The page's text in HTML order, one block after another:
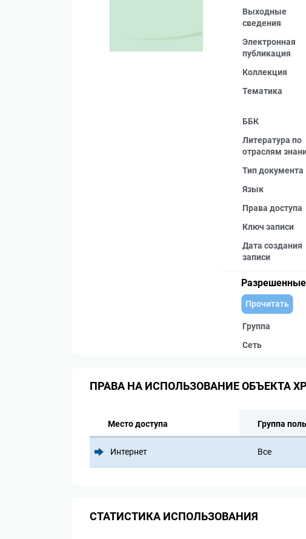
Выходные
сведения
Электронная
публикация
Коллекция
Тематика
ББК
Литература по
отраслям
Тип документа
Язык
Права доступа
Ключ записи
Дата создания
записи
Прочитать
Группа
Сеть
ПРАВА НА ИСПОЛЬЗОВАНИЕ ОБЪЕКТА
Место доступа Группа
Интернет Все
СТАТИСТИКА ИСПОЛЬЗОВАНИЯ